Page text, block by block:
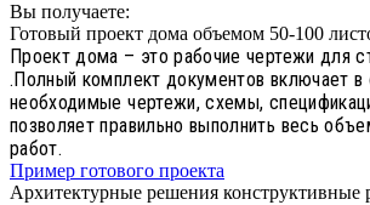
Вы получаете:
Готовый проект дома объемом 50-100
Проект дома – это рабочие чертежи для
.Полный комплект документов включает в
необходимые чертежи, схемы,
позволяет правильно выполнить весь
работ.
Пример готового проекта
Архитектурные решения конструктивные